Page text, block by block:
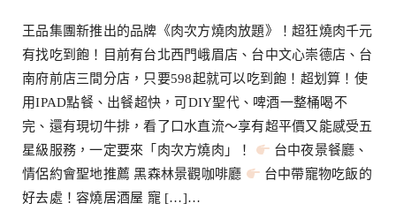
王品集團新推出的品牌《肉次方燒肉放題》！超狂燒肉千元
有找吃到飽！目前有台北西門峨眉店、台中文心崇德店、台
南府前店三間分店，只要598起就可以吃到飽！超划算！使
用IPAD點餐、出餐超快，可DIY聖代、啤酒一整桶喝不
完、還有現切牛排，看了口水直流～享有超平價又能感受五
星級服務，一定要來「肉次方燒肉」！
台中夜景餐廳、
情侶約會聖地推薦 黑森林景觀咖啡廳
台中帶寵物吃飯的
好去處！容燒居酒屋 寵 […]…